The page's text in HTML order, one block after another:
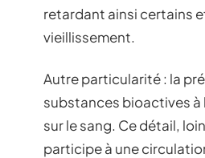
retardant ainsi certains
vieillissement.
Autre particularité : la
substances bioactives
sur le sang. Ce détail,
participe à une